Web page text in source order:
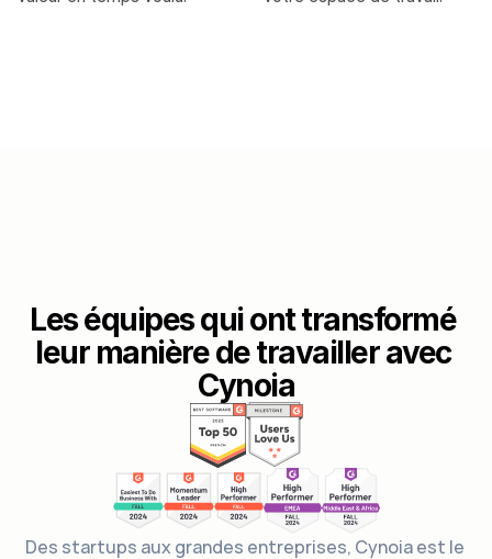
Les équipes qui ont transformé
leur manière de travailler avec
Cynoia
Des startups aux grandes entreprises, Cynoia est le